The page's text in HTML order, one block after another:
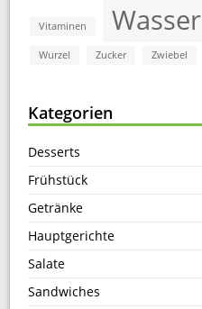
Vitaminen Wasser
Wurzel Zucker Zwiebel
Kategorien
Desserts
Frühstück
Getränke
Hauptgerichte
Salate
Sandwiches